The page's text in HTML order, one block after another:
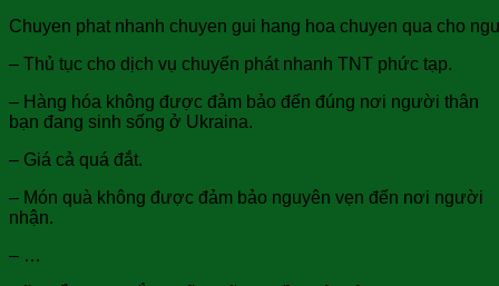
Chuyen phat nhanh chuyen gui hang hoa chuyen qua cho
– Thủ tục cho dịch vụ chuyển phát nhanh TNT phức tạp.
– Hàng hóa không được đảm bảo đến đúng nơi người thân
bạn đang sinh sống ở Ukraina.
– Giá cả quá đắt.
– Món quà không được đảm bảo nguyên vẹn đến nơi người
nhận.
– …